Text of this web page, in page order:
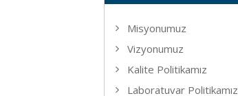
Misyonumuz
Vizyonumuz
Kalite Politikamız
Laboratuvar Politikamız